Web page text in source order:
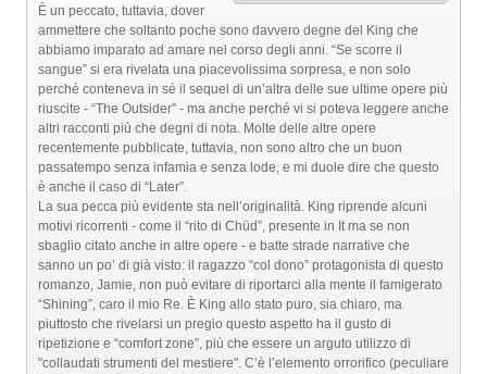
È un peccato, tuttavia, dover
ammettere che soltanto poche sono davvero degne del King che
abbiamo imparato ad amare nel corso degli anni. “Se scorre il
sangue” si era rivelata una piacevolissima sorpresa, e non solo
perché conteneva in sé il sequel di un’altra delle sue ultime opere più
riuscite - “The Outsider” - ma anche perché vi si poteva leggere anche
altri racconti più che degni di nota. Molte delle altre opere
recentemente pubblicate, tuttavia, non sono altro che un buon
passatempo senza infamia e senza lode, e mi duole dire che questo
è anche il caso di “Later”.
La sua pecca più evidente sta nell’originalità. King riprende alcuni
motivi ricorrenti - come il “rito di Chüd”, presente in It ma se non
sbaglio citato anche in altre opere - e batte strade narrative che
sanno un po’ di già visto: il ragazzo “col dono” protagonista di questo
romanzo, Jamie, non può evitare di riportarci alla mente il famigerato
“Shining”, caro il mio Re. È King allo stato puro, sia chiaro, ma
piuttosto che rivelarsi un pregio questo aspetto ha il gusto di
ripetizione e “comfort zone”, più che essere un arguto utilizzo di
"collaudati strumenti del mestiere". C’è l’elemento orrorifico (peculiare